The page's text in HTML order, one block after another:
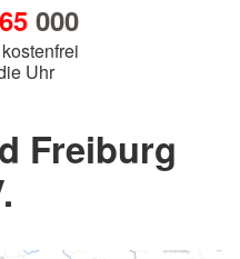
000
Uhr
Freiburg